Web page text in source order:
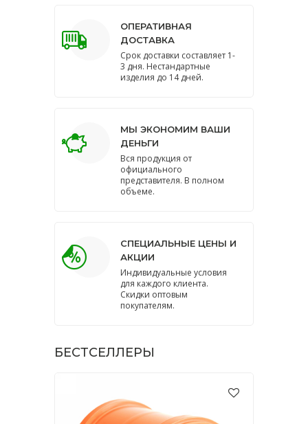
ОПЕРАТИВНАЯ
ДОСТАВКА
Срок доставки составляет 1-
3 дня. Нестандартные
изделия до 14 дней.
МЫ ЭКОНОМИМ ВАШИ
ДЕНЬГИ
Вся продукция от
официального
представителя. В полном
объеме.
СПЕЦИАЛЬНЫЕ ЦЕНЫ И
АКЦИИ
Индивидуальные условия
для каждого клиента.
Скидки оптовым
покупателям.
БЕСТСЕЛЛЕРЫ